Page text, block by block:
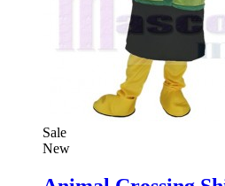
Sale
New